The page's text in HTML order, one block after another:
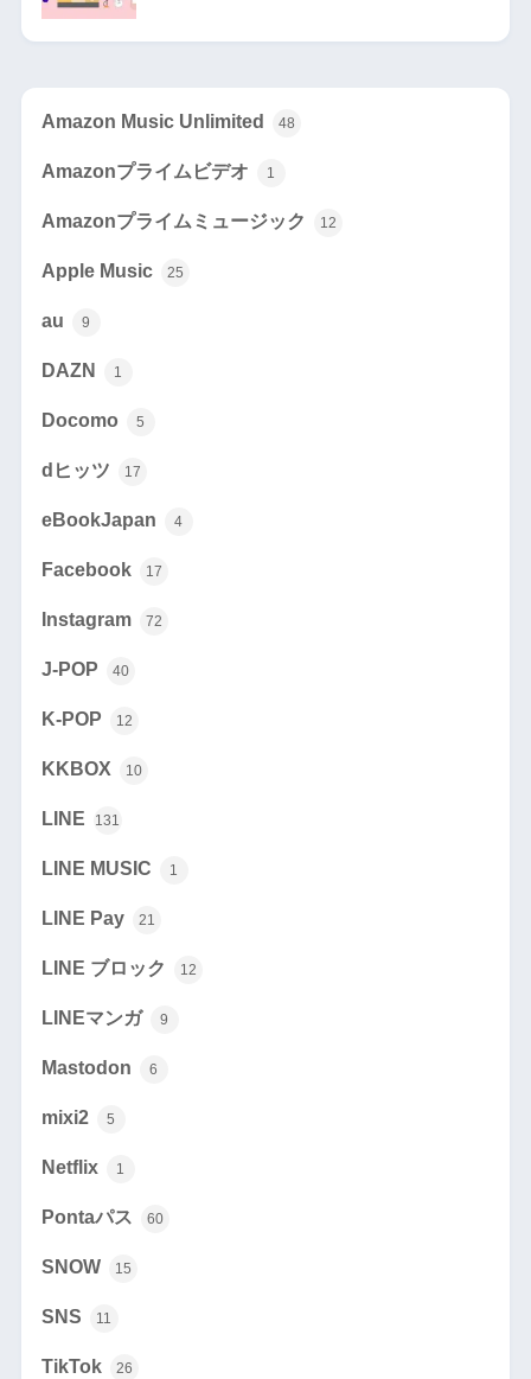
Amazon Music Unlimited 48
Amazonプライムビデオ 1
Amazonプライムミュージック 12
Apple Music 25
au 9
DAZN 1
Docomo 5
dヒッツ 17
eBookJapan 4
Facebook 17
Instagram 72
J-POP 40
K-POP 12
KKBOX 10
LINE 131
LINE MUSIC 1
LINE Pay 21
LINE ブロック 12
LINEマンガ 9
Mastodon 6
mixi2 5
Netflix 1
Pontaパス 60
SNOW 15
SNS 11
TikTok 26